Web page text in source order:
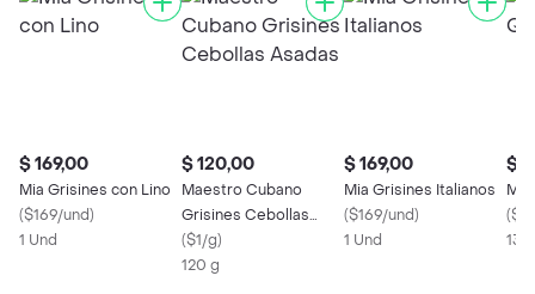
$ 169,00
Mia Grisines con Lino
($169/und)
1 Und
$ 120,00
Maestro Cubano
Grisines Cebollas
Asadas
($1/g)
120 g
$ 169,00
Mia Grisines Italianos
($169/und)
1 Und
$
(
130